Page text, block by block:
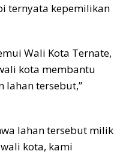
ternyata kepemilikan
Wali Kota Ternate,
kota membantu
lahan tersebut,”
lahan tersebut milik
kota, kami